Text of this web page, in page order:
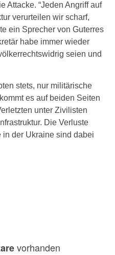
Attacke. “Jeden Angriff auf
verurteilen wir scharf,
ein Sprecher von Guterres
habe immer wieder
seien und
stets, nur militärische
es auf beiden Seiten
unter Zivilisten
Die Verluste
in der Ukraine sind dabei
vorhanden